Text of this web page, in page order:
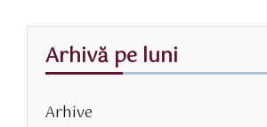
Arhivă pe luni
Arhive